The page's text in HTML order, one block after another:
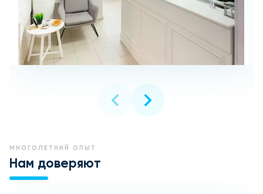
МНОГОЛЕТНИЙ ОПЫТ
Нам доверяют